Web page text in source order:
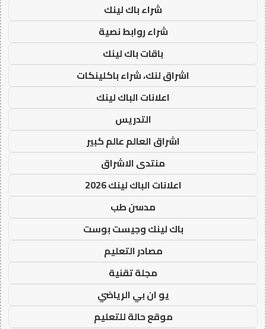
شراء باك لينك
شراء روابط نصية
باقات باك لينك
اشراق لنك، شراء باكلينكات
اعلانات الباك لينك
التدريس
اشراق العالم عالم كبير
منتدى الاشراق
اعلانات الباك لينك 2026
مدسن طب
باك لينك وجيست بوست
مصادر التعليم
مجلة تقنية
يو ان بي الرياضي
موقع حالة للتعليم